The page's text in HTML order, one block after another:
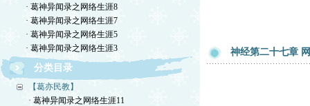
· 葛神异闻录之网络生涯8
· 葛神异闻录之网络生涯7
· 葛神异闻录之网络生涯5
· 葛神异闻录之网络生涯3
分类目录
【葛亦民教】
· 葛神异闻录之网络生涯11
神经第二十七章